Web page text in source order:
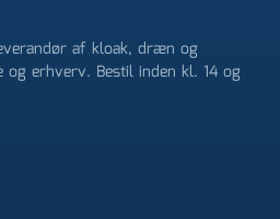
af kloak, dræn og
erhverv. Bestil inden kl. 14 og